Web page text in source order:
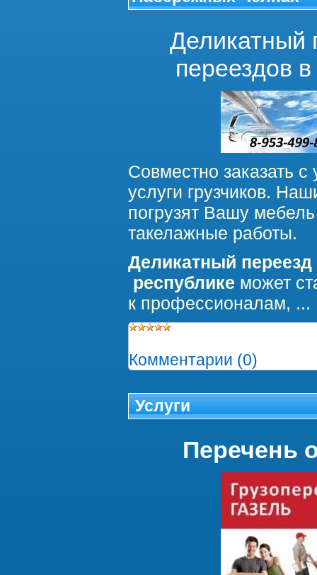
Деликатный
переездов
Совместно заказать
услуги грузчиков.
погрузят Вашу
такелажные работы.
Деликатный
республике может
к профессионалам, ...
Комментарии (0)
Услуги
Перечень